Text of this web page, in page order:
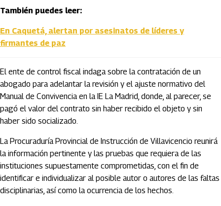
También puedes leer:
En Caquetá, alertan por asesinatos de líderes y
firmantes de paz
El ente de control fiscal indaga sobre la contratación de un
abogado para adelantar la revisión y el ajuste normativo del
Manual de Convivencia en la IE La Madrid, donde, al parecer, se
pagó el valor del contrato sin haber recibido el objeto y sin
haber sido socializado.
La Procuraduría Provincial de Instrucción de Villavicencio reunirá
la información pertinente y las pruebas que requiera de las
instituciones supuestamente comprometidas, con el fin de
identificar e individualizar al posible autor o autores de las faltas
disciplinarias, así como la ocurrencia de los hechos.